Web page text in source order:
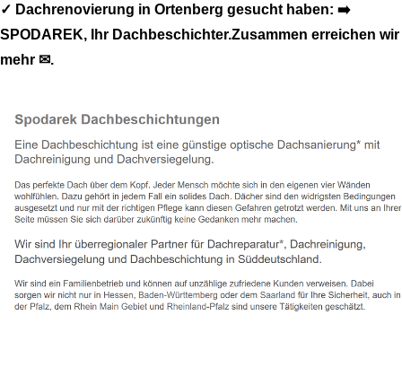
✓ Dachrenovierung in Ortenberg gesucht haben: ➡️
SPODAREK, Ihr Dachbeschichter.Zusammen erreichen wir
mehr ✉.